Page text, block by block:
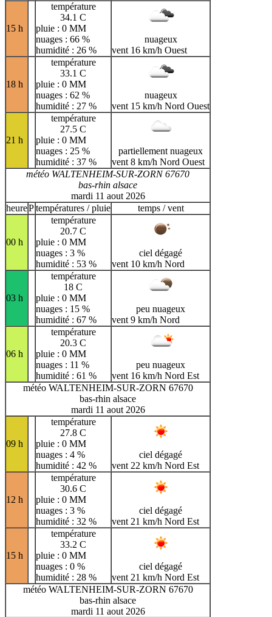
15 h
température
34.1 C
pluie : 0 MM
nuages : 66 %
humidité : 26 %
nuageux
vent 16 km/h Ouest
18 h
température
33.1 C
pluie : 0 MM
nuages : 62 %
humidité : 27 %
nuageux
vent 15 km/h Nord Ouest
21 h
température
27.5 C
pluie : 0 MM
nuages : 25 %
humidité : 37 %
partiellement nuageux
vent 8 km/h Nord Ouest
météo WALTENHEIM-SUR-ZORN 67670
bas-rhin alsace
mardi 11 aout 2026
heurePtempératures / pluie temps / vent
00 h
température
20.7 C
pluie : 0 MM
nuages : 3 %
humidité : 53 %
ciel dégagé
vent 10 km/h Nord
03 h
température
18 C
pluie : 0 MM
nuages : 15 %
humidité : 67 %
peu nuageux
vent 9 km/h Nord
06 h
température
20.3 C
pluie : 0 MM
nuages : 11 %
humidité : 61 %
peu nuageux
vent 16 km/h Nord Est
météo WALTENHEIM-SUR-ZORN 67670
bas-rhin alsace
mardi 11 aout 2026
09 h
température
27.8 C
pluie : 0 MM
nuages : 4 %
humidité : 42 %
ciel dégagé
vent 22 km/h Nord Est
12 h
température
30.6 C
pluie : 0 MM
nuages : 3 %
humidité : 32 %
ciel dégagé
vent 21 km/h Nord Est
15 h
température
33.2 C
pluie : 0 MM
nuages : 0 %
humidité : 28 %
ciel dégagé
vent 21 km/h Nord Est
météo WALTENHEIM-SUR-ZORN 67670
bas-rhin alsace
mardi 11 aout 2026